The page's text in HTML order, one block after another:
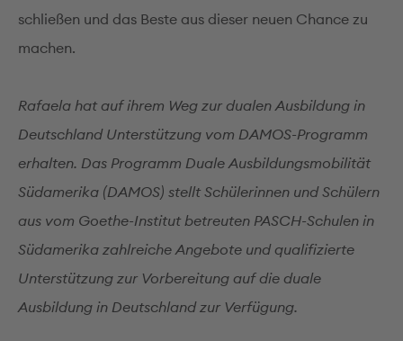
schließen und das Beste aus dieser neuen Chance zu
machen.
Rafaela hat auf ihrem Weg zur dualen Ausbildung in
Deutschland Unterstützung vom DAMOS-Programm
erhalten. Das Programm Duale Ausbildungsmobilität
Südamerika (DAMOS) stellt Schülerinnen und Schülern
aus vom Goethe-Institut betreuten PASCH-Schulen in
Südamerika zahlreiche Angebote und qualifizierte
Unterstützung zur Vorbereitung auf die duale
Ausbildung in Deutschland zur Verfügung.